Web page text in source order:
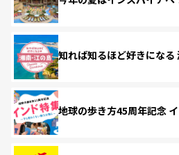
知れば知るほど好きになる
地球の歩き方45周年記念